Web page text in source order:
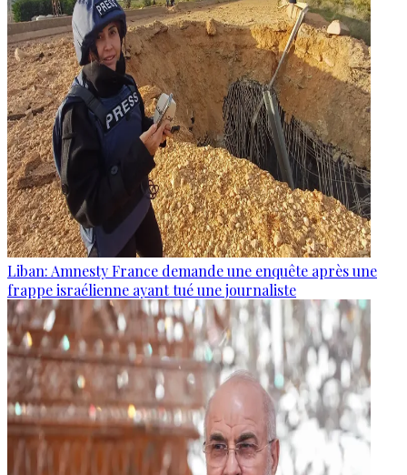
Liban: Amnesty France demande une enquête après une
frappe israélienne ayant tué une journaliste